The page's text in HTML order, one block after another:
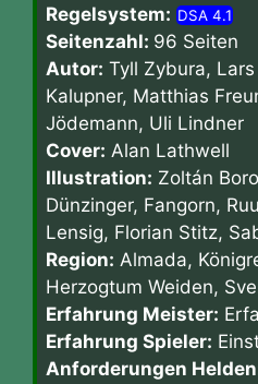
Regelsystem: DSA 4.1
Seitenzahl: 96 Seiten
Autor: Tyll Zybura,
Kalupner, Matthias
Jödemann, Uli Lindner
Cover: Alan Lathwell
Illustration: Zoltán
Dünzinger, Fangorn,
Lensig, Florian Stitz,
Region: Almada,
Herzogtum Weiden,
Erfahrung Meister:
Erfahrung Spieler:
Anforderungen